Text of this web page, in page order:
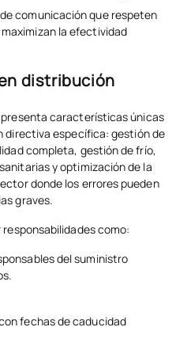
comunicación que respeten
la efectividad
distribución
características únicas
directiva específica: gestión de
completa, gestión de frío,
y optimización de la
donde los errores pueden
graves.
como:
del suministro
fechas de caducidad